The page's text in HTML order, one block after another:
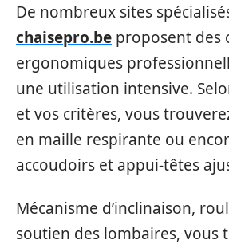
De nombreux sites
chaisepro.be proposent des
ergonomiques
une utilisation intensive.
et vos critères, vous
en maille respirante ou
accoudoirs et appui-têtes
Mécanisme d’inclinaison,
soutien des lombaires, vous